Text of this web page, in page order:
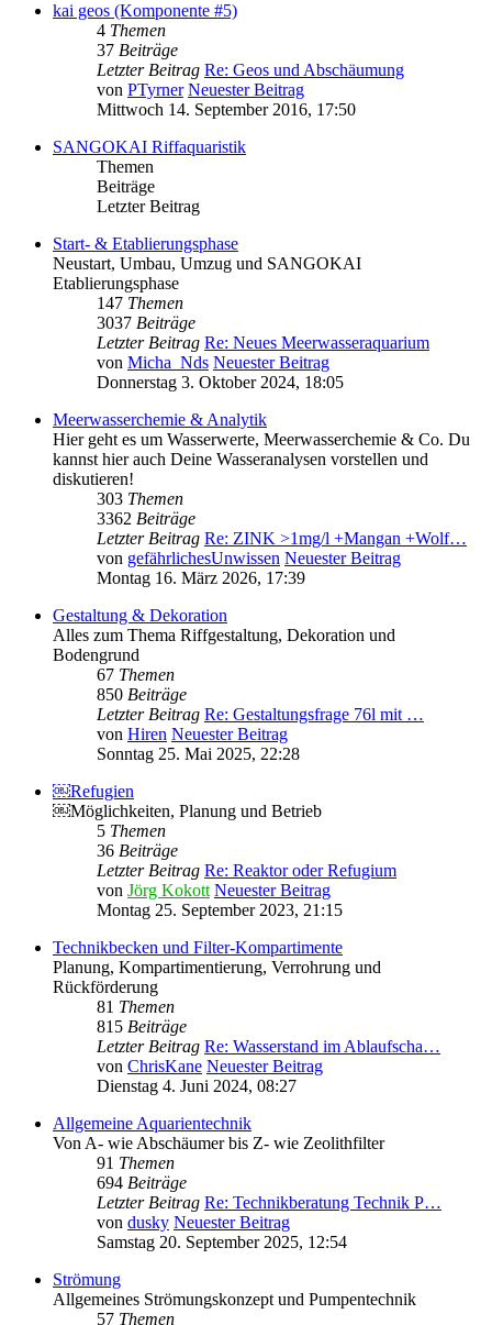
kai geos (Komponente #5)
4 Themen
37 Beiträge
Letzter Beitrag Re: Geos und Abschäumung
von PTyrner Neuester Beitrag
Mittwoch 14. September 2016, 17:50
SANGOKAI Riffaquaristik
Themen
Beiträge
Letzter Beitrag
Start- & Etablierungsphase
Neustart, Umbau, Umzug und SANGOKAI
Etablierungsphase
147 Themen
3037 Beiträge
Letzter Beitrag Re: Neues Meerwasseraquarium
von Micha_Nds Neuester Beitrag
Donnerstag 3. Oktober 2024, 18:05
Meerwasserchemie & Analytik
Hier geht es um Wasserwerte, Meerwasserchemie & Co. Du
kannst hier auch Deine Wasseranalysen vorstellen und
diskutieren!
303 Themen
3362 Beiträge
Letzter Beitrag Re: ZINK >1mg/l +Mangan +Wolf…
von gefährlichesUnwissen Neuester Beitrag
Montag 16. März 2026, 17:39
Gestaltung & Dekoration
Alles zum Thema Riffgestaltung, Dekoration und
Bodengrund
67 Themen
850 Beiträge
Letzter Beitrag Re: Gestaltungsfrage 76l mit …
von Hiren Neuester Beitrag
Sonntag 25. Mai 2025, 22:28
￼Refugien
￼Möglichkeiten, Planung und Betrieb
5 Themen
36 Beiträge
Letzter Beitrag Re: Reaktor oder Refugium
von Jörg Kokott Neuester Beitrag
Montag 25. September 2023, 21:15
Technikbecken und Filter-Kompartimente
Planung, Kompartimentierung, Verrohrung und
Rückförderung
81 Themen
815 Beiträge
Letzter Beitrag Re: Wasserstand im Ablaufscha…
von ChrisKane Neuester Beitrag
Dienstag 4. Juni 2024, 08:27
Allgemeine Aquarientechnik
Von A- wie Abschäumer bis Z- wie Zeolithfilter
91 Themen
694 Beiträge
Letzter Beitrag Re: Technikberatung Technik P…
von dusky Neuester Beitrag
Samstag 20. September 2025, 12:54
Strömung
Allgemeines Strömungskonzept und Pumpentechnik
57 Themen